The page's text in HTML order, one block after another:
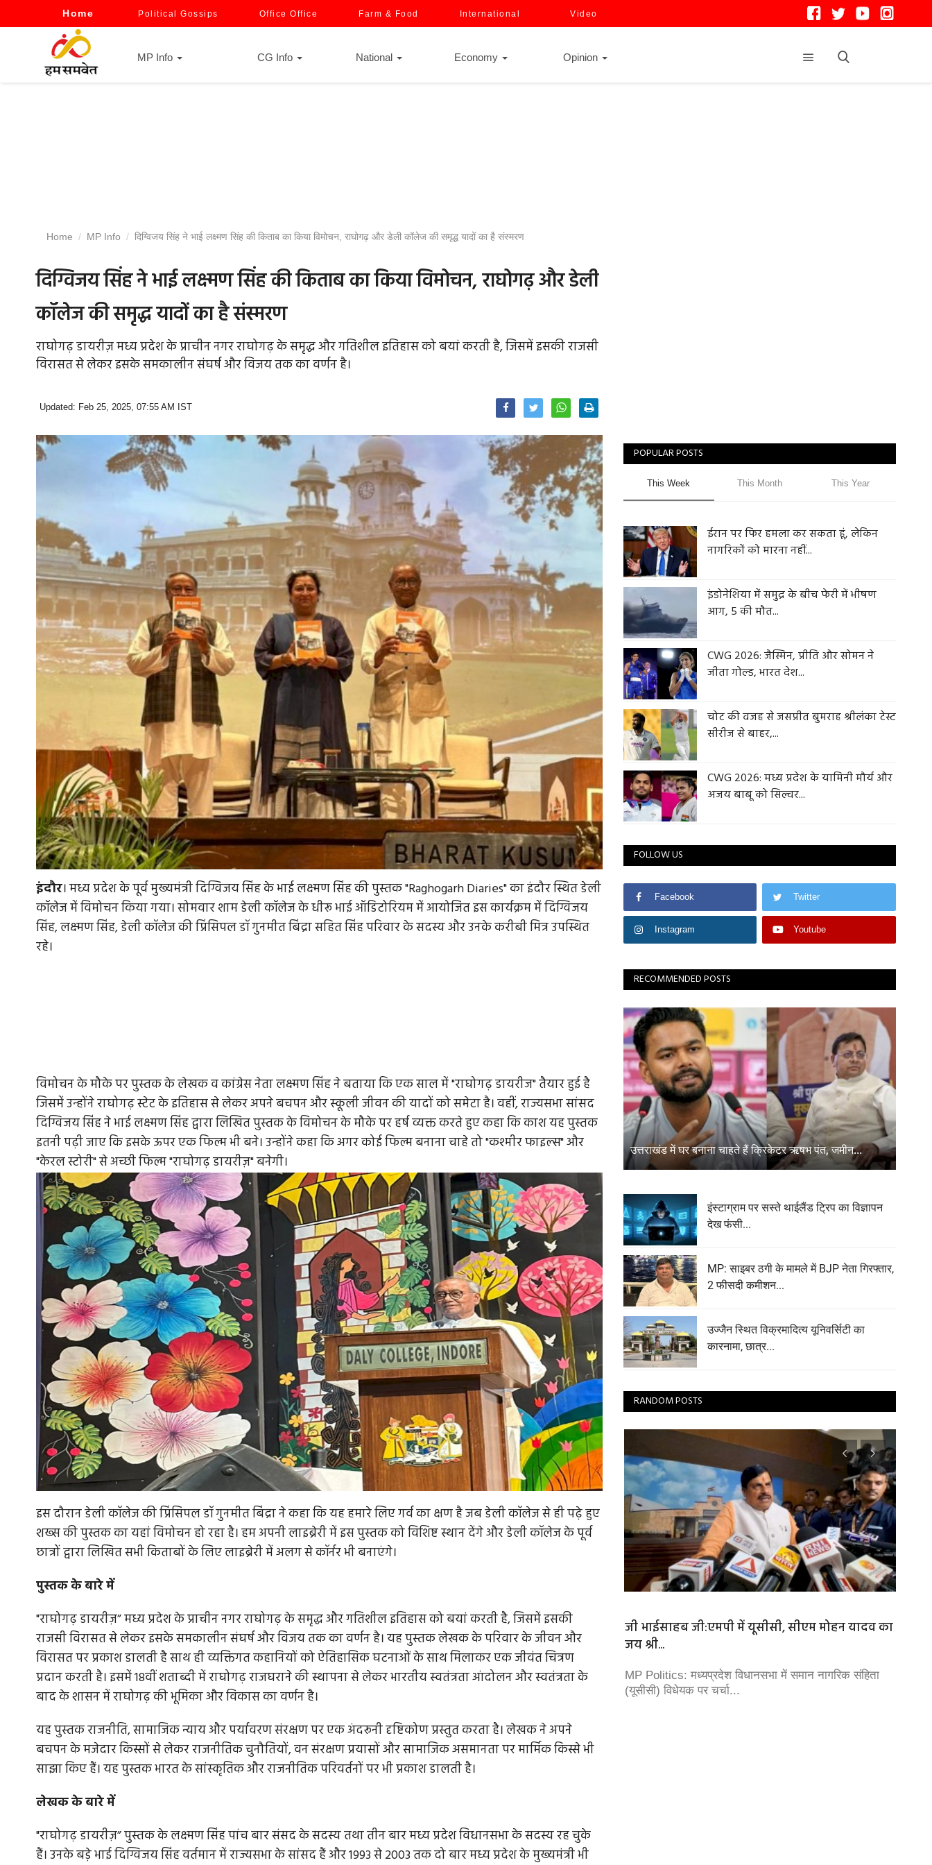
Home Political Gossips Office Office Farm & Food International Video
MP Info CG Info National Economy Opinion
Home MP Info दिग्विजय सिंह ने भाई लक्ष्मण सिंह की किताब का किया विमोचन, राघोगढ़ और डेली कॉलेज की समृद्ध यादों का है संस्मरण
दिग्विजय सिंह ने भाई लक्ष्मण सिंह की किताब का किया विमोचन, राघोगढ़ और डेली
कॉलेज की समृद्ध यादों का है संस्मरण
राघोगढ़ डायरीज़ मध्य प्रदेश के प्राचीन नगर राघोगढ़ के समृद्ध और गतिशील इतिहास को बयां करती है, जिसमें इसकी राजसी
विरासत से लेकर इसके समकालीन संघर्ष और विजय तक का वर्णन है।
Updated: Feb 25, 2025, 07:55 AM IST
इंदौर। मध्य प्रदेश के पूर्व मुख्यमंत्री दिग्विजय सिंह के भाई लक्ष्मण सिंह की पुस्तक "Raghogarh Diaries" का इंदौर स्थित डेली
कॉलेज में विमोचन किया गया। सोमवार शाम डेली कॉलेज के धीरू भाई ऑडिटोरियम में आयोजित इस कार्यक्रम में दिग्विजय
सिंह, लक्ष्मण सिंह, डेली कॉलेज की प्रिंसिपल डॉ गुनमीत बिंद्रा सहित सिंह परिवार के सदस्य और उनके करीबी मित्र उपस्थित
रहे।
विमोचन के मौके पर पुस्तक के लेखक व कांग्रेस नेता लक्ष्मण सिंह ने बताया कि एक साल में "राघोगढ़ डायरीज" तैयार हुई है
जिसमें उन्होंने राघोगढ़ स्टेट के इतिहास से लेकर अपने बचपन और स्कूली जीवन की यादों को समेटा है। वहीं, राज्यसभा सांसद
दिग्विजय सिंह ने भाई लक्ष्मण सिंह द्वारा लिखित पुस्तक के विमोचन के मौके पर हर्ष व्यक्त करते हुए कहा कि काश यह पुस्तक
इतनी पढ़ी जाए कि इसके ऊपर एक फिल्म भी बने। उन्होंने कहा कि अगर कोई फिल्म बनाना चाहे तो "कश्मीर फाइल्स" और
"केरल स्टोरी" से अच्छी फिल्म "राघोगढ़ डायरीज़" बनेगी।
इस दौरान डेली कॉलेज की प्रिंसिपल डॉ गुनमीत बिंद्रा ने कहा कि यह हमारे लिए गर्व का क्षण है जब डेली कॉलेज से ही पढ़े हुए
शख्स की पुस्तक का यहां विमोचन हो रहा है। हम अपनी लाइब्रेरी में इस पुस्तक को विशिष्ट स्थान देंगे और डेली कॉलेज के पूर्व
छात्रों द्वारा लिखित सभी किताबों के लिए लाइब्रेरी में अलग से कॉर्नर भी बनाएंगे।
पुस्तककेबारेमें
"राघोगढ़ डायरीज़” मध्य प्रदेश के प्राचीन नगर राघोगढ़ के समृद्ध और गतिशील इतिहास को बयां करती है, जिसमें इसकी
राजसी विरासत से लेकर इसके समकालीन संघर्ष और विजय तक का वर्णन है। यह पुस्तक लेखक के परिवार के जीवन और
विरासत पर प्रकाश डालती है साथ ही व्यक्तिगत कहानियों को ऐतिहासिक घटनाओं के साथ मिलाकर एक जीवंत चित्रण
प्रदान करती है। इसमें 18वीं शताब्दी में राघोगढ़ राजघराने की स्थापना से लेकर भारतीय स्वतंत्रता आंदोलन और स्वतंत्रता के
बाद के शासन में राघोगढ़ की भूमिका और विकास का वर्णन है।
यह पुस्तक राजनीति, सामाजिक न्याय और पर्यावरण संरक्षण पर एक अंदरूनी दृष्टिकोण प्रस्तुत करता है। लेखक ने अपने
बचपन के मजेदार किस्सों से लेकर राजनीतिक चुनौतियों, वन संरक्षण प्रयासों और सामाजिक असमानता पर मार्मिक किस्से भी
साझा किए हैं। यह पुस्तक भारत के सांस्कृतिक और राजनीतिक परिवर्तनों पर भी प्रकाश डालती है।
लेखककेबारेमें
"राघोगढ़ डायरीज़” पुस्तक के लक्ष्मण सिंह पांच बार संसद के सदस्य तथा तीन बार मध्य प्रदेश विधानसभा के सदस्य रह चुके
हैं। उनके बड़े भाई दिग्विजय सिंह वर्तमान में राज्यसभा के सांसद हैं और 1993 से 2003 तक दो बार मध्य प्रदेश के मुख्यमंत्री भी
POPULAR POSTS
This Week This Month This Year
ईरान पर फिर हमला कर सकता हूं, लेकिन
नागरिकों को मारना नहीं...
इंडोनेशिया में समुद्र के बीच फेरी में भीषण
आग, 5 की मौत...
CWG 2026: जैस्मिन, प्रीति और सोमन ने
जीता गोल्ड, भारत देश...
चोट की वजह से जसप्रीत बुमराह श्रीलंका टेस्ट
सीरीज से बाहर,...
CWG 2026: मध्य प्रदेश के यामिनी मौर्य और
अजय बाबू को सिल्वर...
FOLLOW US
Facebook Twitter
Instagram Youtube
RECOMMENDED POSTS
उत्तराखंड में घर बनाना चाहते हैं क्रिकेटर ऋषभ पंत, जमीन...
इंस्टाग्राम पर सस्ते थाईलैंड ट्रिप का विज्ञापन
देख फंसी...
MP: साइबर ठगी के मामले में BJP नेता गिरफ्तार,
2 फीसदी कमीशन...
उज्जैन स्थित विक्रमादित्य यूनिवर्सिटी का
कारनामा, छात्र...
RANDOM POSTS
को पहला
शुरुआत की है।
MSP पर मूंग खरीदी की मांग को लेकर किसान संगठनों का
भोपाल...
भोपाल की ओर बढ़ रहे किसानों के पैदल मार्च को पुलिस ने
औबेदुल्लागंज से पहले टोल प्लाजा...
जी भाईसाहब जी: शिवराज सिंह चौहान का रास्‍ता रोक कर
खड़ी...
MP Politics: एक तरह से राजनीतिक संन्‍यास की घोषणा कर
जी भाईसाहब जी:एमपी में यूसीसी, सीएम मोहन यादव का
जय श्री...
MP Politics: मध्यप्रदेश विधानसभा में समान नागरिक संहिता
(यूसीसी) विधेयक पर चर्चा...